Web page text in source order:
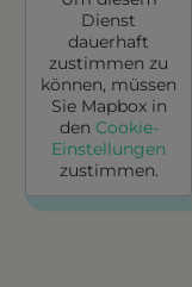
Dienst
dauerhaft
zustimmen zu
können, müssen
Sie Mapboxin
den Cookie-
Einstellungen
zustimmen.